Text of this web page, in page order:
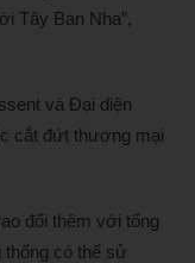
Tây Ban Nha”,
và Đại diện
cắt đứt thương mại
đổi thêm với tổng
thống có thể sử